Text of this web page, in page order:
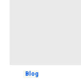
Blog